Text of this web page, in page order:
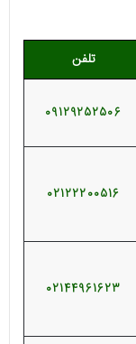
تلفن
09129252506
02122200516
02144961623